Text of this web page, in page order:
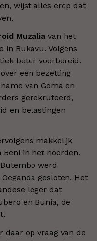
wijst alles erop dat
Muzalia van het
in Bukavu. Volgens
beter voorbereid.
een bezetting
van Goma en
gerekruteerd,
en belastingen
makkelijk
in het noorden.
werd
gesloten. Het
leger dat
en Bunia, de
daar op vraag van de